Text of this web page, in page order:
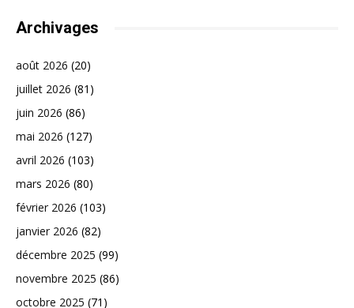
Archivages
août 2026 (20)
juillet 2026 (81)
juin 2026 (86)
mai 2026 (127)
avril 2026 (103)
mars 2026 (80)
février 2026 (103)
janvier 2026 (82)
décembre 2025 (99)
novembre 2025 (86)
octobre 2025 (71)